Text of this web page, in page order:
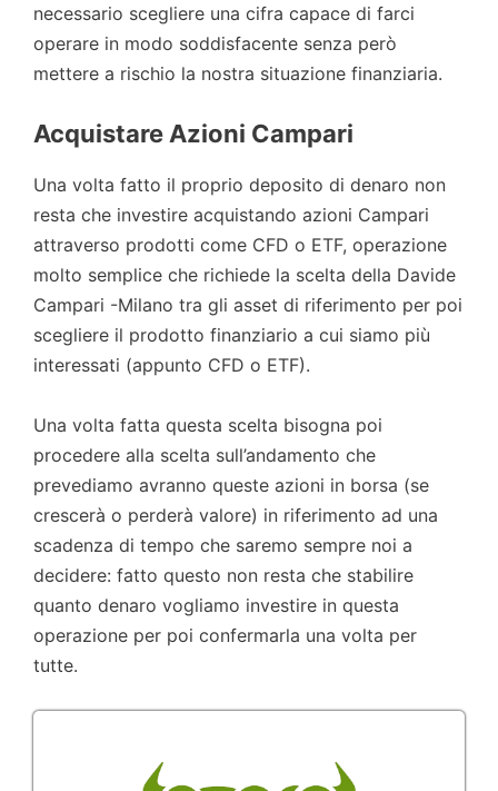
necessario scegliere una cifra capace di farci
operare in modo soddisfacente senza però
mettere a rischio la nostra situazione finanziaria.
Acquistare Azioni Campari
Una volta fatto il proprio deposito di denaro non
resta che investire acquistando azioni Campari
attraverso prodotti come CFD o ETF, operazione
molto semplice che richiede la scelta della Davide
Campari -Milano tra gli asset di riferimento per poi
scegliere il prodotto finanziario a cui siamo più
interessati (appunto CFD o ETF).
Una volta fatta questa scelta bisogna poi
procedere alla scelta sull’andamento che
prevediamo avranno queste azioni in borsa (se
crescerà o perderà valore) in riferimento ad una
scadenza di tempo che saremo sempre noi a
decidere: fatto questo non resta che stabilire
quanto denaro vogliamo investire in questa
operazione per poi confermarla una volta per
tutte.